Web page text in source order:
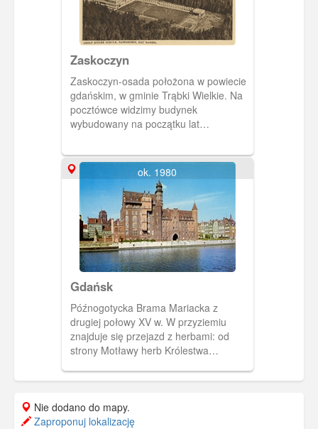
Zaskoczyn
Zaskoczyn-osada położona w powiecie
gdańskim, w gminie Trąbki Wielkie. Na
pocztówce widzimy budynek
wybudowany na początku lat
wypoczynkowy dla dzieci z
niezamożnych gdańskich rodzin. Po
przejęciu władzy w Wolnym Mieście
Gdańsku przez NSDAP zaczął pełnić
funkcję szkoły partyjnej (Adolf Hitler
Schule).
ok. 1980
Gdańsk
Późnogotycka Brama Mariacka z
drugiej połowy XV w. W przyziemiu
znajduje się przejazd z herbami: od
strony Motławy herb Królestwa
umieszczone po bokach herb Gdańska i
heraldyczny), od strony ulicy Mariackiej
herb Gdańska trzymany przez dwa lwy.
Nie dodano do mapy.
Zaproponuj lokalizację